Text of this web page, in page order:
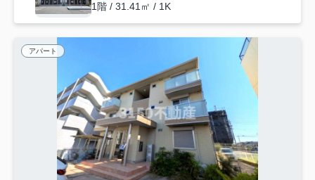
1階 / 31.41㎡ / 1K
アパート